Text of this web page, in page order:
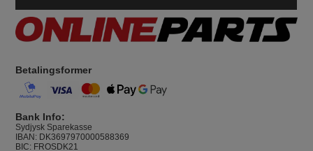
Betalingsformer
Bank Info:
Sydjysk Sparekasse
IBAN: DK3697970000588369
BIC: FROSDK21